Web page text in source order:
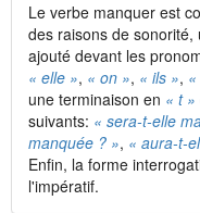
Le verbe manquer est
des raisons de sonorité,
ajouté devant les
« elle », « on », « ils »,
une terminaison en « t »
suivants: « sera-t-elle
manquée ? », « aura-t-
Enfin, la forme
l'impératif.